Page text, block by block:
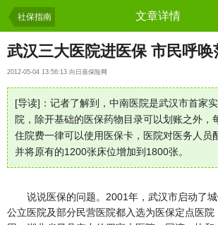
社保指南 文章详情
武汉三大医院进医保 市民呼唤
2012-05-04 13:56:13 向日葵保险网
[导读]：记者了解到，中南医院是武汉市首家
院，除开基础的医保药物目录可以划账之外，
住院费一律可以使用医保卡，医院对医务人员
并将原有的1200张床位增加到1800张。
说说医保的问题。2001年，武汉市启动了城
公立医院及部分民营医院都入选为医保定点医院